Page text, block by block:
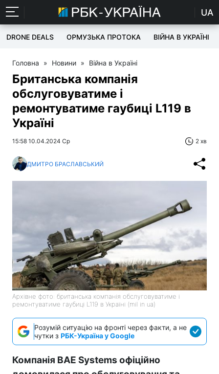
UA
DRONE DEALS ОРМУЗЬКА ПРОТОКА ВІЙНА В УКРАЇНІ
Головна » Новини » Війна в Україні
Британська компанія
обслуговуватиме і
ремонтуватиме гаубиці L119 в
Україні
15:58 10.04.2024 Ср 2 хв
ДМИТРО БРАСЛАВСЬКИЙ
Архівне фото: британська компанія обслуговуватиме і
ремонтуватиме гаубиці L119 в Україні (mil in ua)
Розумій ситуацію на фронті через факти, а не
чутки з РБК-Україна у Google
Компанія BAE Systems офіційно